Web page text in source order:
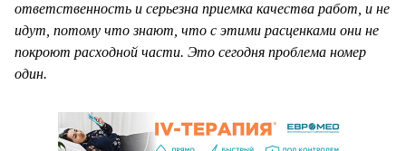
ответственность и серьезна приемка качества работ, и не
идут, потому что знают, что с этими расценками они не
покроют расходной части. Это сегодня проблема номер
один.